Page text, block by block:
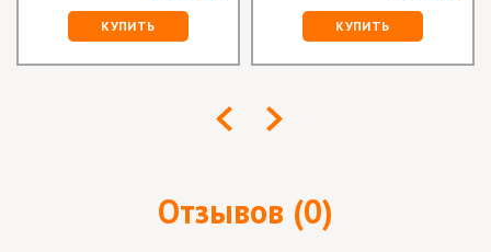
КУПИТЬ КУПИТЬ
Отзывов (0)